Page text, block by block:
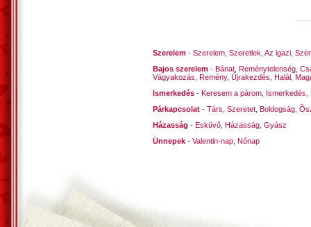
Szerelem - Szerelem Szeretlek Az igazi
Bajos szerelem - Bánat Reménytelenség
Vágyakozás Remény, Újrakezdés Halál
Ismerkedés - Keresem a párom Ismerkedés
Párkapcsolat - Társ Szeretet Boldogság
Házasság - Esküvő Házasság Gyász
Ünnepek - Valentin-nap Nőnap